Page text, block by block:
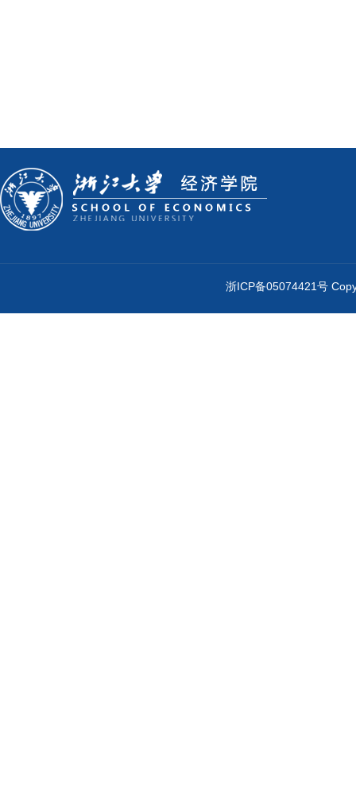
浙ICP备05074421号